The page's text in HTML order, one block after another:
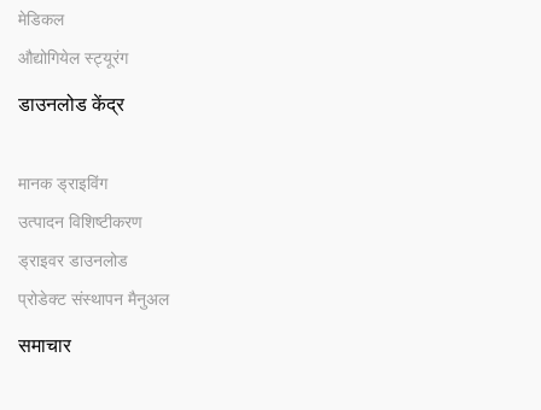
मेडिकल
औद्योगियेल स्ट्यूरंग
डाउनलोड केंद्र
मानक ड्राइविंग
उत्पादन विशिष्टीकरण
ड्राइवर डाउनलोड
प्रोडेक्ट संस्थापन मैनुअल
समाचार